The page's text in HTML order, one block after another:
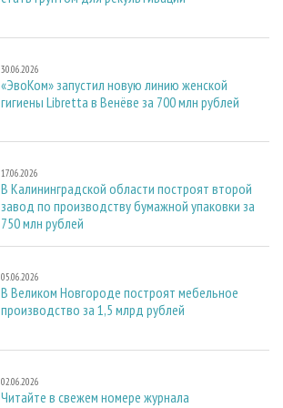
30.06.2026
«ЭвоКом» запустил новую линию женской
гигиены Libretta в Венёве за 700 млн рублей
17.06.2026
В Калининградской области построят второй
завод по производству бумажной упаковки за
750 млн рублей
05.06.2026
В Великом Новгороде построят мебельное
производство за 1,5 млрд рублей
02.06.2026
Читайте в свежем номере журнала